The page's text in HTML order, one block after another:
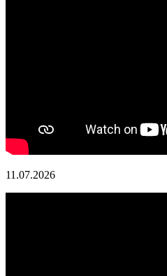
11.07.2026